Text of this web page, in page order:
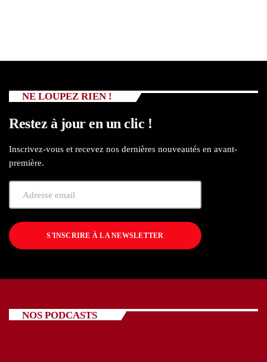
NE LOUPEZ RIEN !
Restez à jour en un clic !
Inscrivez-vous et recevez nos dernières nouveautés en avant-
première.
S'INSCRIRE À LA NEWSLETTER
NOS PODCASTS